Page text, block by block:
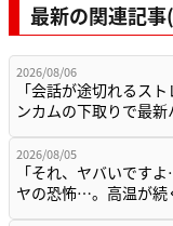
最新の関連記
2026/08/06
「会話が途切れるス
ンカムの下取りで最
2026/08/05
「それ、ヤバいです
ヤの恐怖…。高温が